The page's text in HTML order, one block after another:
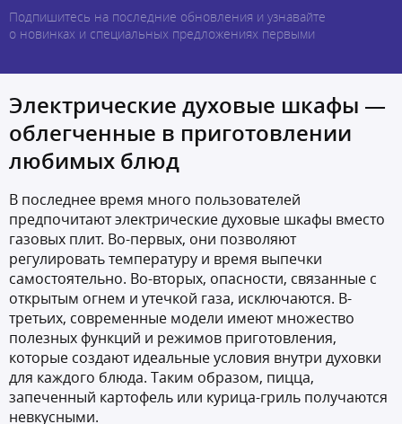
Подпишитесь на последние обновления и узнавайте
о новинках и специальных предложениях первыми
Электрические духовые шкафы —
облегченные в приготовлении
любимых блюд
В последнее время много пользователей
предпочитают электрические духовые шкафы вместо
газовых плит. Во-первых, они позволяют
регулировать температуру и время выпечки
самостоятельно. Во-вторых, опасности, связанные с
открытым огнем и утечкой газа, исключаются. В-
третьих, современные модели имеют множество
полезных функций и режимов приготовления,
которые создают идеальные условия внутри духовки
для каждого блюда. Таким образом, пицца,
запеченный картофель или курица-гриль получаются
невкусными.